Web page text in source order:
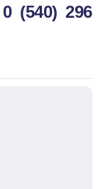
0 (540) 296